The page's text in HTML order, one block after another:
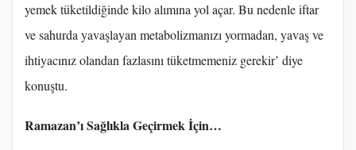
yemek tüketildiğinde kilo alımına yol açar. Bu nedenle iftar
ve sahurda yavaşlayan metabolizmanızı yormadan, yavaş ve
ihtiyacınız olandan fazlasını tüketmemeniz gerekir’ diye
konuştu.
Ramazan’ı Sağlıkla Geçirmek İçin…